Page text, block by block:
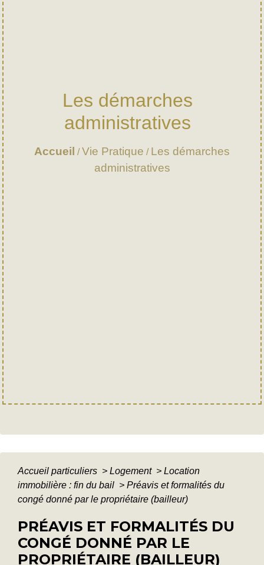
Les démarches
administratives
Accueil /Vie Pratique / Les démarches
administratives
Accueil particuliers > Logement > Location
immobilière : fin du bail > Préavis et formalités du
congé donné par le propriétaire (bailleur)
PRÉAVIS ET FORMALITÉS DU
CONGÉ DONNÉ PAR LE
PROPRIÉTAIRE (BAILLEUR)